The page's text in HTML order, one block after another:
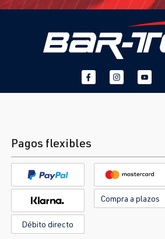
Pagos flexibles
Compra a plazos
Débito directo